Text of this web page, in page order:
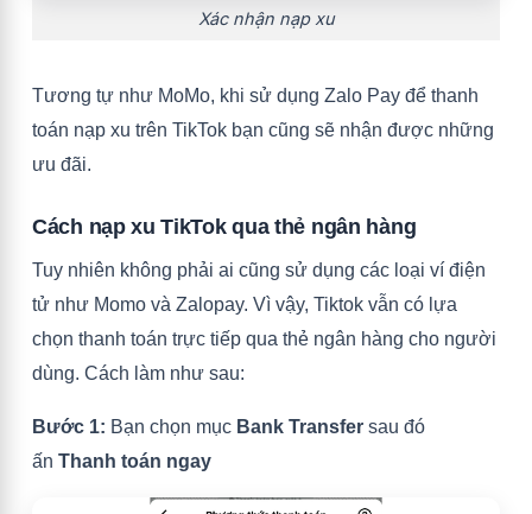
Xác nhận nạp xu
Tương tự như MoMo, khi sử dụng Zalo Pay để thanh
toán nạp xu trên TikTok bạn cũng sẽ nhận được những
ưu đãi.
Cách nạp xu TikTok qua thẻ ngân hàng
Tuy nhiên không phải ai cũng sử dụng các loại ví điện
tử như Momo và Zalopay. Vì vậy, Tiktok vẫn có lựa
chọn thanh toán trực tiếp qua thẻ ngân hàng cho người
dùng. Cách làm như sau:
Bước 1: Bạn chọn mục Bank Transfer sau đó
ấn Thanh toán ngay